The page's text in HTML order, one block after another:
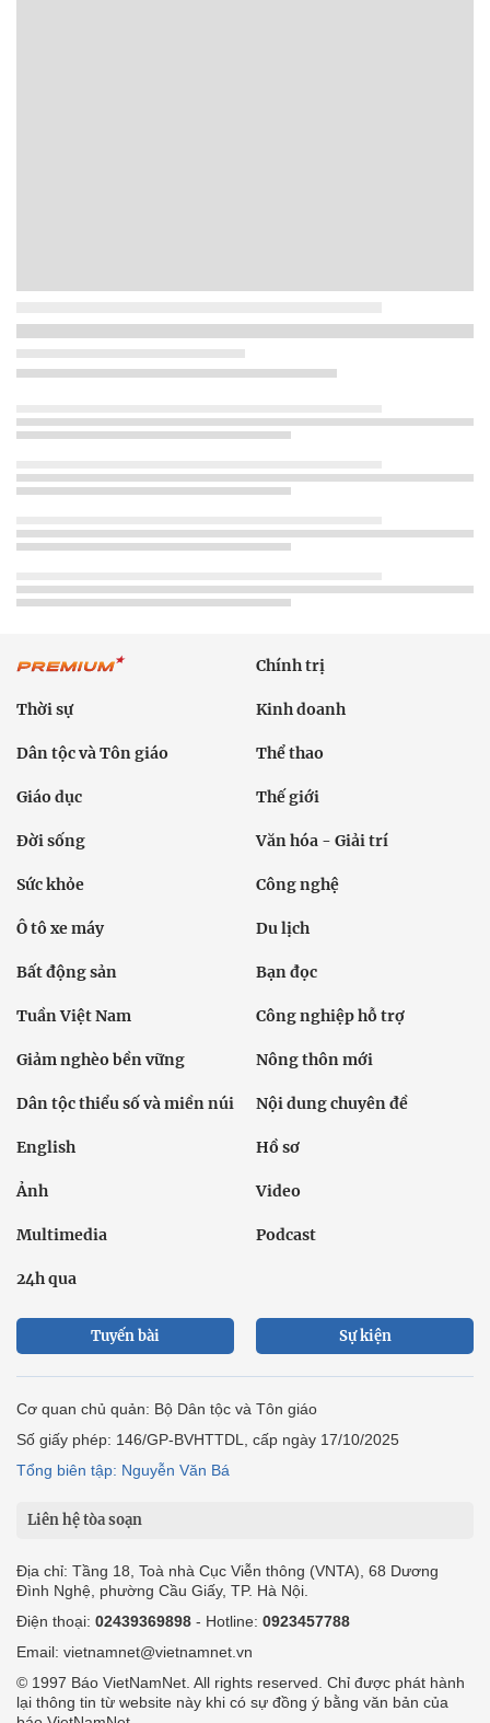
Chính trị
Thời sự Kinh doanh
Dân tộc và Tôn giáo Thể thao
Giáo dục Thế giới
Đời sống Văn hóa - Giải trí
Sức khỏe Công nghệ
Ô tô xe máy Du lịch
Bất động sản Bạn đọc
Tuần Việt Nam Công nghiệp hỗ trợ
Giảm nghèo bền vững Nông thôn mới
Dân tộc thiểu số và miền núi Nội dung chuyên đề
English Hồ sơ
Ảnh Video
Multimedia Podcast
24h qua
Tuyến bài Sự kiện
Cơ quan chủ quản: Bộ Dân tộc và Tôn giáo
Số giấy phép: 146/GP-BVHTTDL, cấp ngày 17/10/2025
Tổng biên tập: Nguyễn Văn Bá
Liên hệ tòa soạn
Địa chỉ: Tầng 18, Toà nhà Cục Viễn thông (VNTA), 68 Dương
Đình Nghệ, phường Cầu Giấy, TP. Hà Nội.
Điện thoại: 02439369898 - Hotline: 0923457788
Email: vietnamnet@vietnamnet.vn
© 1997 Báo VietNamNet. All rights reserved. Chỉ được phát hành
lại thông tin từ website này khi có sự đồng ý bằng văn bản của